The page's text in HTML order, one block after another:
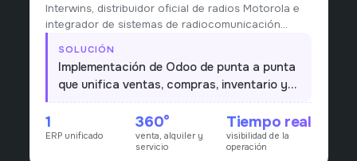
Interwins, distribuidor oficial de radios Motorola e
integrador de sistemas de radiocomunicación
MotoTRBO para minería y gobierno, operaba
ventas, alquiler, servicio técnico y repuestos con
sistemas separados y sin una vista única del
negocio.
SOLUCIÓN
Implementación de Odoo de punta a punta
que unifica ventas, compras, inventario y
servicio técnico en una sola plataforma,
con visibilidad consolidada de la operación.
1
ERP unificado
360°
venta, alquiler y
servicio
Tiempo real
visibilidad de la
operación